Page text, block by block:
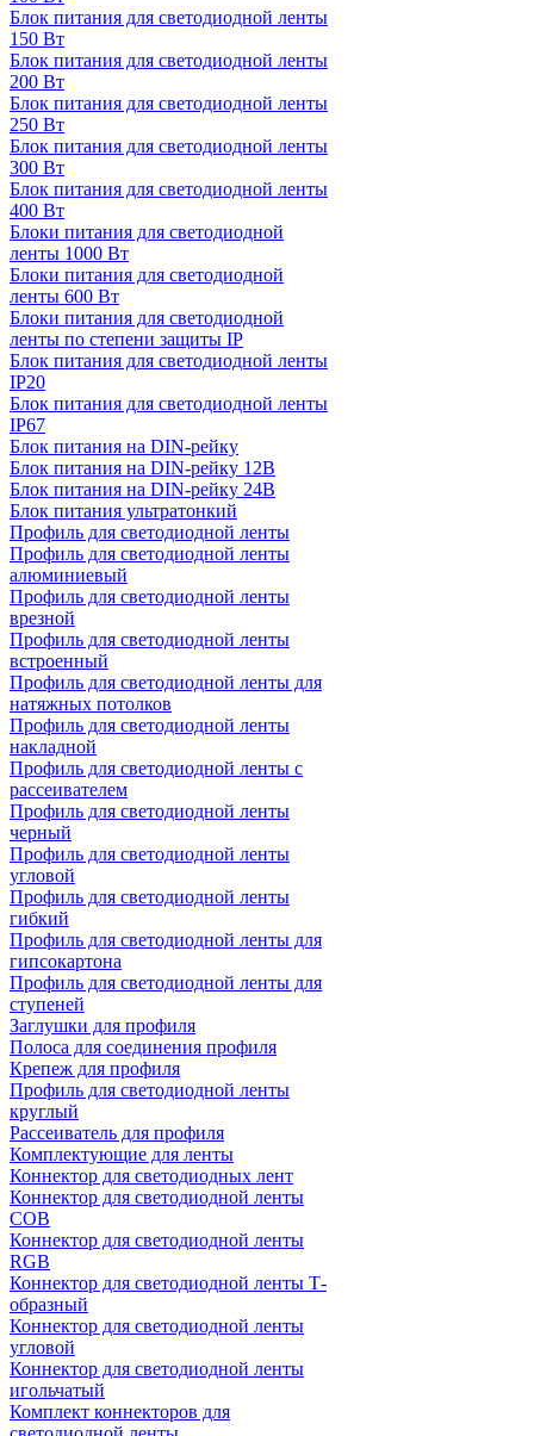
Блок питания для светодиодной ленты
150 Вт
Блок питания для светодиодной ленты
200 Вт
Блок питания для светодиодной ленты
250 Вт
Блок питания для светодиодной ленты
300 Вт
Блок питания для светодиодной ленты
400 Вт
Блоки питания для светодиодной
ленты 1000 Вт
Блоки питания для светодиодной
ленты 600 Вт
Блоки питания для светодиодной
ленты по степени защиты IP
Блок питания для светодиодной ленты
IP20
Блок питания для светодиодной ленты
IP67
Блок питания на DIN-рейку
Блок питания на DIN-рейку 12В
Блок питания на DIN-рейку 24В
Блок питания ультратонкий
Профиль для светодиодной ленты
Профиль для светодиодной ленты
алюминиевый
Профиль для светодиодной ленты
врезной
Профиль для светодиодной ленты
встроенный
Профиль для светодиодной ленты для
натяжных потолков
Профиль для светодиодной ленты
накладной
Профиль для светодиодной ленты с
рассеивателем
Профиль для светодиодной ленты
черный
Профиль для светодиодной ленты
угловой
Профиль для светодиодной ленты
гибкий
Профиль для светодиодной ленты для
гипсокартона
Профиль для светодиодной ленты для
ступеней
Заглушки для профиля
Полоса для соединения профиля
Крепеж для профиля
Профиль для светодиодной ленты
круглый
Рассеиватель для профиля
Комплектующие для ленты
Коннектор для светодиодных лент
Коннектор для светодиодной ленты
COB
Коннектор для светодиодной ленты
RGB
Коннектор для светодиодной ленты Т-
образный
Коннектор для светодиодной ленты
угловой
Коннектор для светодиодной ленты
игольчатый
Комплект коннекторов для